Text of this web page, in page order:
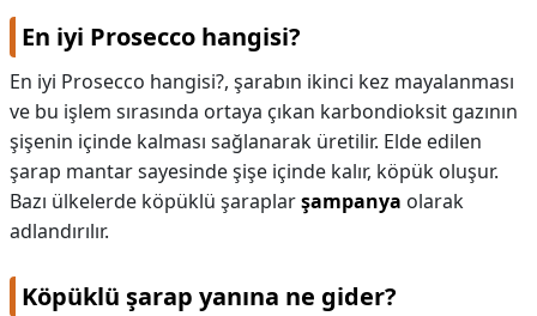
En iyi Prosecco hangisi?
En iyi Prosecco hangisi?, şarabın ikinci kez mayalanması
ve bu işlem sırasında ortaya çıkan karbondioksit gazının
şişenin içinde kalması sağlanarak üretilir. Elde edilen
şarap mantar sayesinde şişe içinde kalır, köpük oluşur.
Bazı ülkelerde köpüklü şaraplarşampanya olarak
adlandırılır.
Köpüklü şarap yanına ne gider?